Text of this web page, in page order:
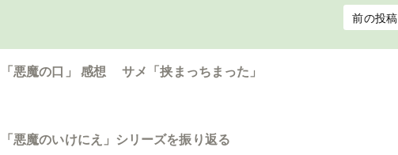
前の投稿
「悪魔の口」 感想 サメ「挟まっちまった」
「悪魔のいけにえ」シリーズを振り返る